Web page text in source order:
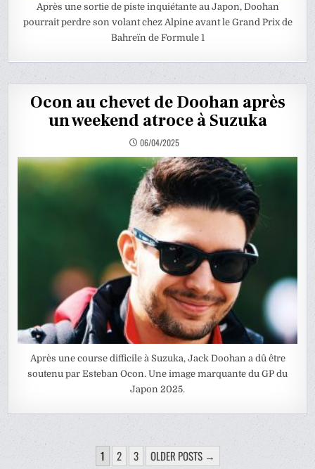
Après une sortie de piste inquiétante au Japon, Doohan
pourrait perdre son volant chez Alpine avant le Grand Prix de
Bahreïn de Formule 1
Ocon au chevet de Doohan après
un weekend atroce à Suzuka
06/04/2025
Après une course difficile à Suzuka, Jack Doohan a dû être
soutenu par Esteban Ocon. Une image marquante du GP du
Japon 2025.
PAGINATION
1 2 3 OLDER POSTS →